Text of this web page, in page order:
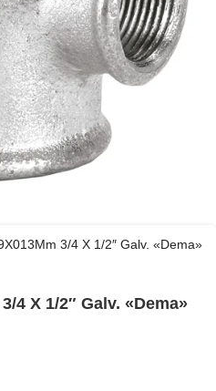
3/4 X 1/2″ Galv. «Dema»
4 X 1/2″ Galv. «Dema»